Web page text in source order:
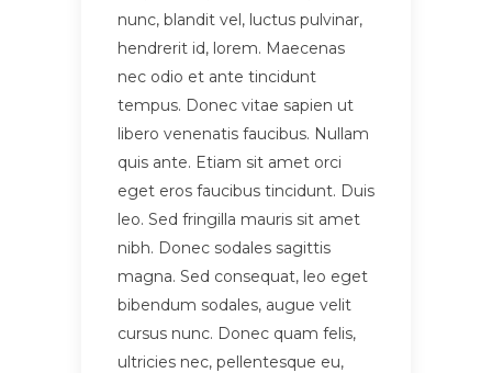
nunc, blandit vel, luctus pulvinar,
hendrerit id, lorem. Maecenas
nec odio et ante tincidunt
tempus. Donec vitae sapien ut
libero venenatis faucibus. Nullam
quis ante. Etiam sit amet orci
eget eros faucibus tincidunt. Duis
leo. Sed fringilla mauris sit amet
nibh. Donec sodales sagittis
magna. Sed consequat, leo eget
bibendum sodales, augue velit
cursus nunc. Donec quam felis,
ultricies nec, pellentesque eu,